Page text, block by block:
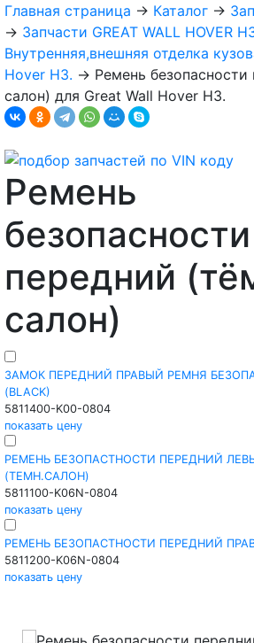
Главная страница → Каталог →
→ Запчасти GREAT WALL HOVER
Внутренняя,внешняя отделка
Hover H3. → Ремень
салон) для Great Wall Hover H3.
Ремень
безопасности
передний
салон)
ЗАМОК ПЕРЕДНИЙ ПРАВЫЙ РЕМНЯ
(BLACK)
5811400-K00-0804
показать цену
РЕМЕНЬ БЕЗОПАСТНОСТИ ПЕРЕДНИЙ
(ТЕМН.САЛОН)
5811100-K06N-0804
показать цену
РЕМЕНЬ БЕЗОПАСТНОСТИ ПЕРЕДНИЙ
5811200-K06N-0804
показать цену